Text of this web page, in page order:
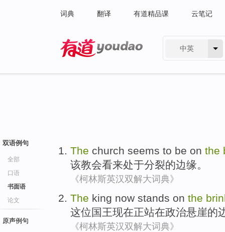
词典 翻译 有道精品课 云笔记
中英
双语例句
全部
口语
书面语
论文
原声例句
The church seems to be on the
该教会看来处于分裂的边缘。
《柯林斯英汉双解大词典》
The king now stands on the
这位 国王现在正站在政治悬崖的
《柯林斯英汉双解大词典》